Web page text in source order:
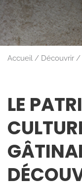
Accueil Découvrir
LE